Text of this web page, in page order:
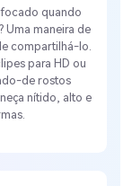
quando
Uma maneira de
compartilhá-lo.
para HD ou
de rostos
nítido, alto e